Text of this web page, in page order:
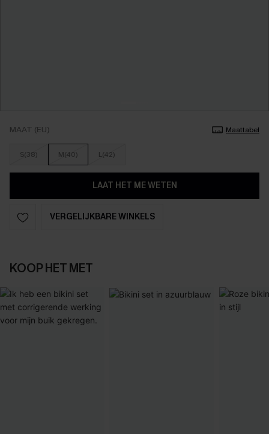
MAAT (EU) Maattabel
S(38) M(40) L(42)
LAAT HET ME WETEN
VERGELIJKBARE WINKELS
KOOP HET MET